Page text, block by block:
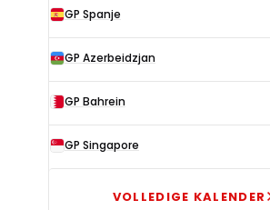
GP Spanje
GP Azerbeidzjan
GP Bahrein
GP Singapore
VOLLEDIGE KALENDER